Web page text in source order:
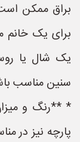
براق ممکن
برای یک خانم
یک شال یا
سنین مناسب
* **رنگ و
پارچه نیز در